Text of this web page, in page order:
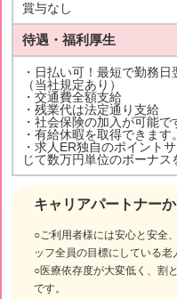
キャリアパートナー
○ご利用者様には安心と安全
ッフ全員の目標にしている老
○医療依存度が大変低く、割
です。
賞与なし
待遇・福利厚生
・日払い可！最短で勤務
（当社規定あり）
・交通費全額支給
・残業代は法定通り支給
・社会保険の加入が可能で
・有給休暇を取得できま
・求人ER独自のポイント
じて数万円単位のボーナス